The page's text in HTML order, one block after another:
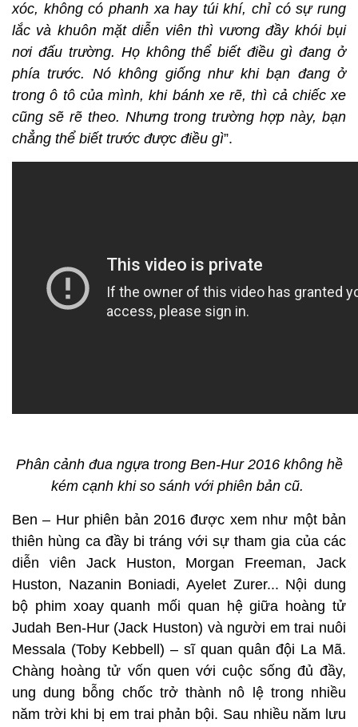
xóc, không có phanh xa hay túi khí, chỉ có sự rung
lắc và khuôn mặt diễn viên thì vương đầy khói bụi
nơi đấu trường. Họ không thể biết điều gì đang ở
phía trước. Nó không giống như khi bạn đang ở
trong ô tô của mình, khi bánh xe rẽ, thì cả chiếc xe
cũng sẽ rẽ theo. Nhưng trong trường hợp này, bạn
chẳng thể biết trước được điều gì”.
Phân cảnh đua ngựa trong Ben-Hur 2016 không hề
kém cạnh khi so sánh với phiên bản cũ.
Ben – Hur phiên bản 2016 được xem như một bản
thiên hùng ca đầy bi tráng với sự tham gia của các
diễn viên Jack Huston, Morgan Freeman, Jack
Huston, Nazanin Boniadi, Ayelet Zurer... Nội dung
bộ phim xoay quanh mối quan hệ giữa hoàng tử
Judah Ben-Hur (Jack Huston) và người em trai nuôi
Messala (Toby Kebbell) – sĩ quan quân đội La Mã.
Chàng hoàng tử vốn quen với cuộc sống đủ đầy,
ung dung bỗng chốc trở thành nô lệ trong nhiều
năm trời khi bị em trai phản bội. Sau nhiều năm lưu